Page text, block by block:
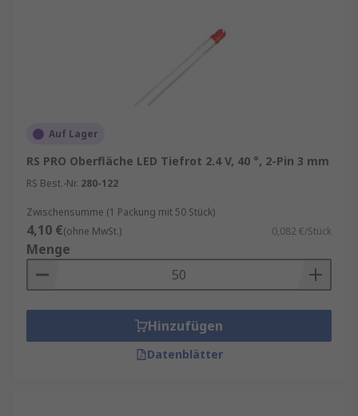
Auf Lager
RS PRO Oberfläche LED Tiefrot 2.4 V, 40 °, 2-Pin 3 mm
RS Best.-Nr. 280-122
Zwischensumme (1 Packung mit 50 Stück)
4,10 €(ohne MwSt.) 0,082 €/Stück
Menge
Hinzufügen
Datenblätter